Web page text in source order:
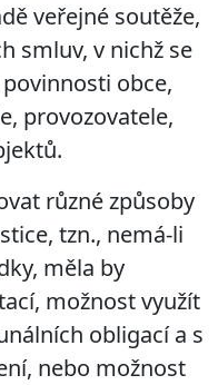
veřejné soutěže,
smluv, v nichž se
obce,
provozovatele,
různé způsoby
tzn., nemá-li
měla by
možnost využít
obligací a s
nebo možnost